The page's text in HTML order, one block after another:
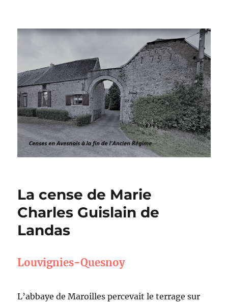
Censes en Avesnois à la fin de
La cense de Marie
Charles Guislain de
Landas
Louvignies-Quesnoy
L’abbaye de Maroilles percevait le terrage sur